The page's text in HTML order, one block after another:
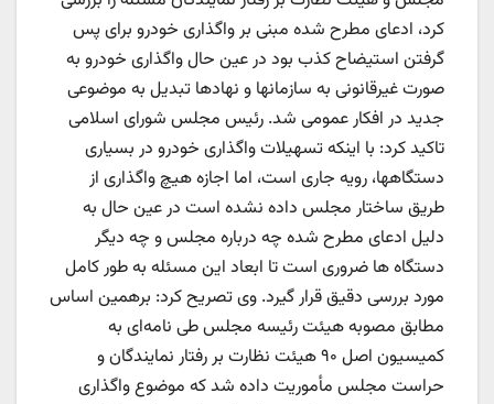
کرد، ادعای مطرح شده مبنی بر واگذاری خودرو برای پس
گرفتن استیضاح کذب بود در عین حال واگذاری خودرو به
صورت غیرقانونی به سازمانها و نهادها تبدیل به موضوعی
جدید در افکار عمومی شد. رئیس مجلس شورای اسلامی
تاکید کرد: با اینکه تسهیلات واگذاری خودرو در بسیاری
دستگاهها، رویه جاری است، اما اجازه هیچ واگذاری از
طریق ساختار مجلس داده نشده است در عین حال به
دلیل ادعای مطرح شده چه درباره مجلس و چه دیگر
دستگاه ها ضروری است تا ابعاد این مسئله به طور کامل
مورد بررسی دقیق قرار گیرد. وی تصریح کرد: برهمین اساس
مطابق مصوبه هیئت رئیسه مجلس طی نامه‌ای به
کمیسیون اصل ۹۰ هیئت نظارت بر رفتار نمایندگان و
حراست مجلس مأموریت داده شد که موضوع واگذاری